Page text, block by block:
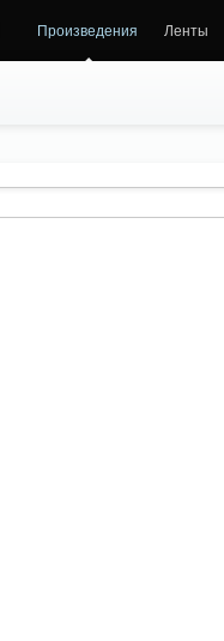
Произведения Ленты